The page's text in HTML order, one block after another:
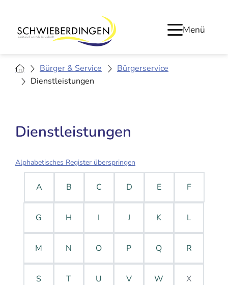
Menü
Bürger & Service
Bürgerservice
Dienstleistungen
Dienstleistungen
Alphabetisches Register überspringen
A B C D E F
G H I J K L
M N O P Q R
S T U V W X